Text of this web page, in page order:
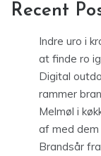
Recent
Indre uro i
at finde ro
Digital
rammer
Melmøl i
af med dem
Brandsår